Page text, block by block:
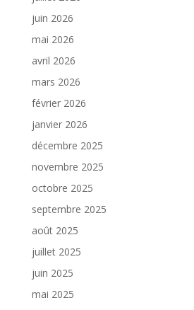
juin 2026
mai 2026
avril 2026
mars 2026
février 2026
janvier 2026
décembre 2025
novembre 2025
octobre 2025
septembre 2025
août 2025
juillet 2025
juin 2025
mai 2025